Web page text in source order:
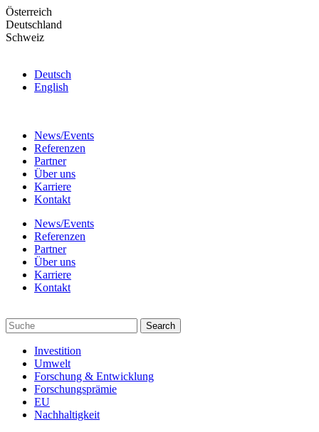
Skip
to
the
Österreich
Deutschland
Schweiz
Deutsch
English
News/Events
Referenzen
Partner
Über uns
Karriere
Kontakt
News/Events
Referenzen
Partner
Über uns
Karriere
Kontakt
Investition
Umwelt
Forschung & Entwicklung
Forschungsprämie
EU
Nachhaltigkeit